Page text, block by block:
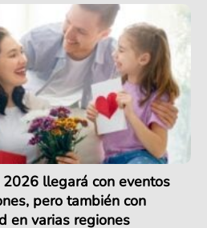
llegará con eventos
pero también con
en varias regiones